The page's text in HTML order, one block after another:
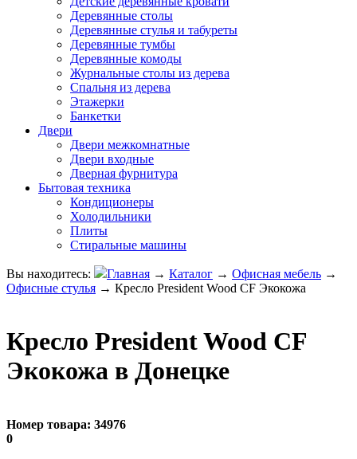
Деревянные столы
Деревянные стулья и табуреты
Деревянные тумбы
Деревянные комоды
Журнальные столы из дерева
Спальня из дерева
Этажерки
Банкетки
Двери
Двери межкомнатные
Двери входные
Дверная фурнитура
Бытовая техника
Кондиционеры
Холодильники
Плиты
Стиральные машины
Вы находитесь: Главная → Каталог → Офисная мебель →
Офисные стулья → Кресло President Wood CF Экокожа
Кресло President Wood CF
Экокожа в Донецке
Номер товара: 34976
0